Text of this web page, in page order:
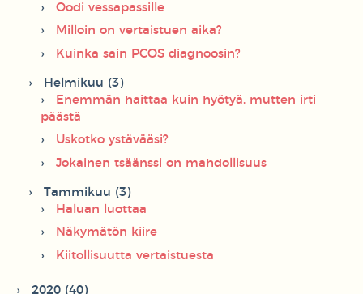
Oodi vessapassille
Milloin on vertaistuen aika?
Kuinka sain PCOS diagnoosin?
Helmikuu (3)
Enemmän haittaa kuin hyötyä, mutten irti
päästä
Uskotko ystävääsi?
Jokainen tsäänssi on mahdollisuus
Tammikuu (3)
Haluan luottaa
Näkymätön kiire
Kiitollisuutta vertaistuesta
2020 (40)